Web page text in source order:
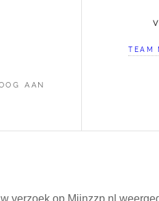
AAN
TEAM
verzoek op Mijnzzp.nl